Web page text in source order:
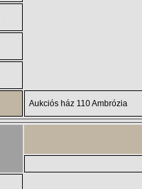
Aukciós ház 110 Ambrózia